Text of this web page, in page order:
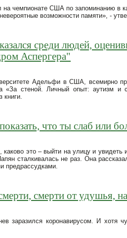
чемпионате США по запоминанию в
возможности памяти», -
среди людей,
Аспергера"
Адельфи в США, всемирно
«За стеной. Личный опыт: аутизм
книги.
что ты слаб или
каково это – выйти на улицу и
сталкивалась не раз. Она
предрассудками.
смерти от удушья,
заразился коронавирусом. И